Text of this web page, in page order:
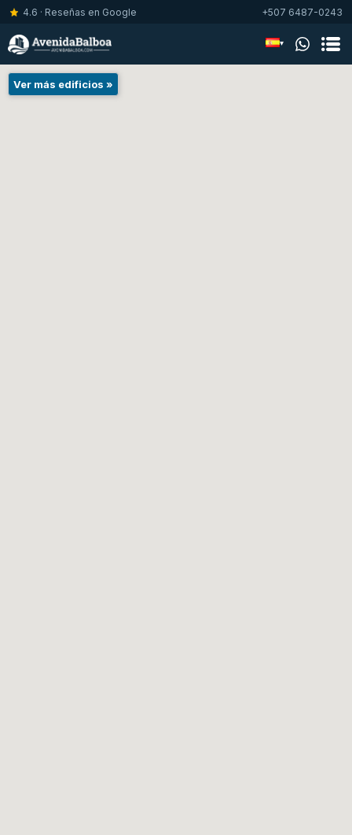
4.6 · Reseñas en Google +507 6487-0243
▾
Ver más edificios »